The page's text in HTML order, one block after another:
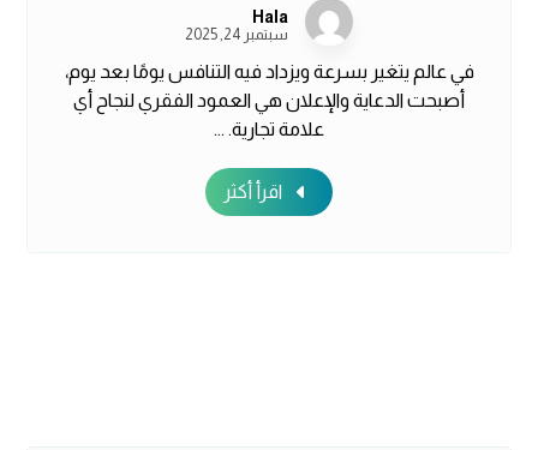
Hala
سبتمبر 24, 2025
في عالم يتغير بسرعة ويزداد فيه التنافس يومًا بعد يوم،
أصبحت الدعاية والإعلان هي العمود الفقري لنجاح أي
علامة تجارية. ...
اقرأ أكثر